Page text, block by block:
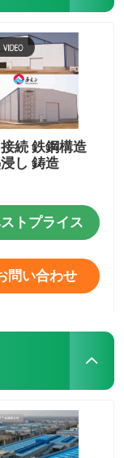
続 鉄鋼構造
し 鋳造
トプライス
問い合わせ